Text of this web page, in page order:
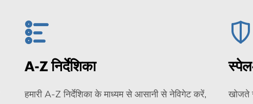
A-Z निर्देशिका
हमारी A-Z निर्देशिका के माध्यम से आसानी से नेविगेट करें,
खोजते